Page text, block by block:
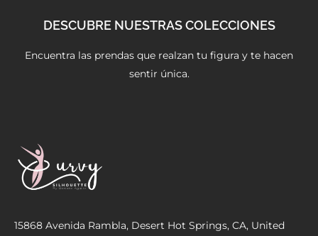
Community
Blog
Forums
DESCUBRE NUESTRAS COLECCIONES
Encuentra las prendas que realzan tu figura y te hacen
sentir única.
15868 Avenida Rambla, Desert Hot Springs, CA, United